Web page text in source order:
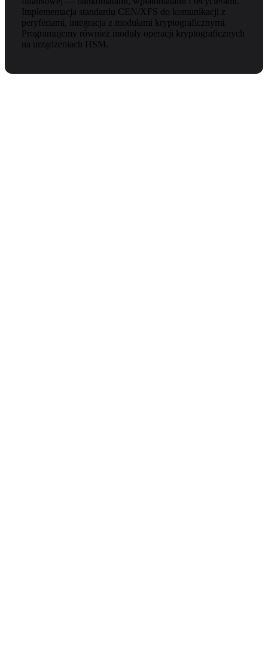
Implementacja standardu CEN/XFS do komunikacji z
peryferiami, integracja z modułami kryptograficznymi.
Programujemy również moduły operacji kryptograficznych
na urządzeniach HSM.